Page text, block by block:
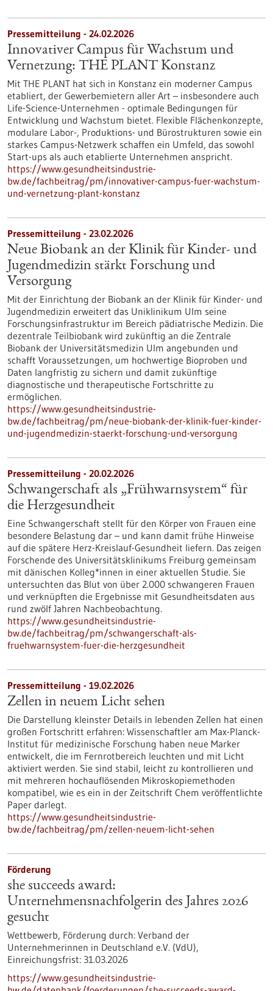
Pressemitteilung - 24.02.2026
Innovativer Campus für Wachstum und
Vernetzung: THE PLANT Konstanz
Mit THE PLANT hat sich in Konstanz ein moderner Campus
etabliert, der Gewerbemietern aller Art – insbesondere auch
Life-Science-Unternehmen - optimale Bedingungen für
Entwicklung und Wachstum bietet. Flexible Flächenkonzepte,
modulare Labor-, Produktions- und Bürostrukturen sowie ein
starkes Campus-Netzwerk schaffen ein Umfeld, das sowohl
Start-ups als auch etablierte Unternehmen anspricht.
https://www.gesundheitsindustrie-
bw.de/fachbeitrag/pm/innovativer-campus-fuer-wachstum-
und-vernetzung-plant-konstanz
Pressemitteilung - 23.02.2026
Neue Biobank an der Klinik für Kinder-​ und
Jugendmedizin stärkt Forschung und
Versorgung
Mit der Einrichtung der Biobank an der Klinik für Kinder-​ und
Jugendmedizin erweitert das Uniklinikum Ulm seine
Forschungsinfrastruktur im Bereich pädiatrische Medizin. Die
dezentrale Teilbiobank wird zukünftig an die Zentrale
Biobank der Universitätsmedizin Ulm angebunden und
schafft Voraussetzungen, um hochwertige Bioproben und
Daten langfristig zu sichern und damit zukünftige
diagnostische und therapeutische Fortschritte zu
ermöglichen.
https://www.gesundheitsindustrie-
bw.de/fachbeitrag/pm/neue-biobank-der-klinik-fuer-kinder-
und-jugendmedizin-staerkt-forschung-und-versorgung
Pressemitteilung - 20.02.2026
Schwangerschaft als „Frühwarnsystem“ für
die Herzgesundheit
Eine Schwangerschaft stellt für den Körper von Frauen eine
besondere Belastung dar – und kann damit frühe Hinweise
auf die spätere Herz-Kreislauf-Gesundheit liefern. Das zeigen
Forschende des Universitätsklinikums Freiburg gemeinsam
mit dänischen Kolleg*innen in einer aktuellen Studie. Sie
untersuchten das Blut von über 2.000 schwangeren Frauen
und verknüpften die Ergebnisse mit Gesundheitsdaten aus
rund zwölf Jahren Nachbeobachtung.
https://www.gesundheitsindustrie-
bw.de/fachbeitrag/pm/schwangerschaft-als-
fruehwarnsystem-fuer-die-herzgesundheit
Pressemitteilung - 19.02.2026
Zellen in neuem Licht sehen
Die Darstellung kleinster Details in lebenden Zellen hat einen
großen Fortschritt erfahren: Wissenschaftler am Max-Planck-
Institut für medizinische Forschung haben neue Marker
entwickelt, die im Fernrotbereich leuchten und mit Licht
aktiviert werden. Sie sind stabil, leicht zu kontrollieren und
mit mehreren hochauflösenden Mikroskopiemethoden
kompatibel, wie es ein in der Zeitschrift Chem veröffentlichte
Paper darlegt.
https://www.gesundheitsindustrie-
bw.de/fachbeitrag/pm/zellen-neuem-licht-sehen
Förderung
she succeeds award:
Unternehmensnachfolgerin des Jahres 2026
gesucht
Wettbewerb, Förderung durch: Verband der
Unternehmerinnen in Deutschland e.V. (VdU),
Einreichungsfrist: 31.03.2026
https://www.gesundheitsindustrie-